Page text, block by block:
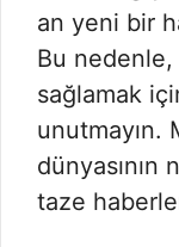
an yeni bir
Bu
sağlamak
unutmayın.
dünyasının
taze